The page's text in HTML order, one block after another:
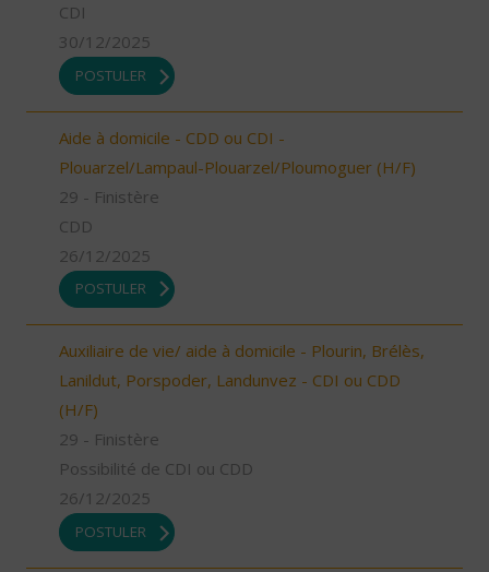
CDI
30/12/2025
POSTULER
Aide à domicile - CDD ou CDI -
Plouarzel/Lampaul-Plouarzel/Ploumoguer (H/F)
29 - Finistère
CDD
26/12/2025
POSTULER
Auxiliaire de vie/ aide à domicile - Plourin, Brélès,
Lanildut, Porspoder, Landunvez - CDI ou CDD
(H/F)
29 - Finistère
Possibilité de CDI ou CDD
26/12/2025
POSTULER